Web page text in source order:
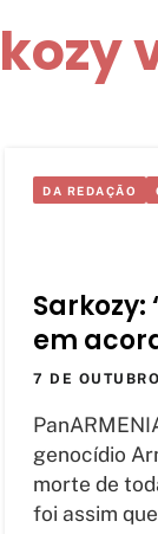
DA REDAÇÃO
em
7 DE
genocídio
morte de
foi assim